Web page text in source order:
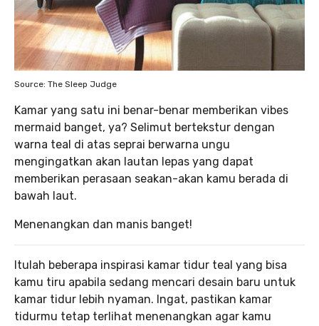
Source: The Sleep Judge
Kamar yang satu ini benar-benar memberikan vibes
mermaid banget, ya? Selimut bertekstur dengan
warna teal di atas seprai berwarna ungu
mengingatkan akan lautan lepas yang dapat
memberikan perasaan seakan-akan kamu berada di
bawah laut.
Menenangkan dan manis banget!
Itulah beberapa inspirasi kamar tidur teal yang bisa
kamu tiru apabila sedang mencari desain baru untuk
kamar tidur lebih nyaman. Ingat, pastikan kamar
tidurmu tetap terlihat menenangkan agar kamu